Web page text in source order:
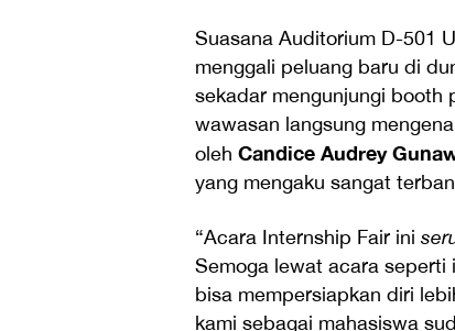
Suasana Auditorium D-501
menggali peluang baru di
sekadar mengunjungi booth
wawasan langsung
oleh Candice Audrey
yang mengaku sangat
“Acara Internship Fair ini
Semoga lewat acara seperti
bisa mempersiapkan diri
kami sebagai mahasiswa